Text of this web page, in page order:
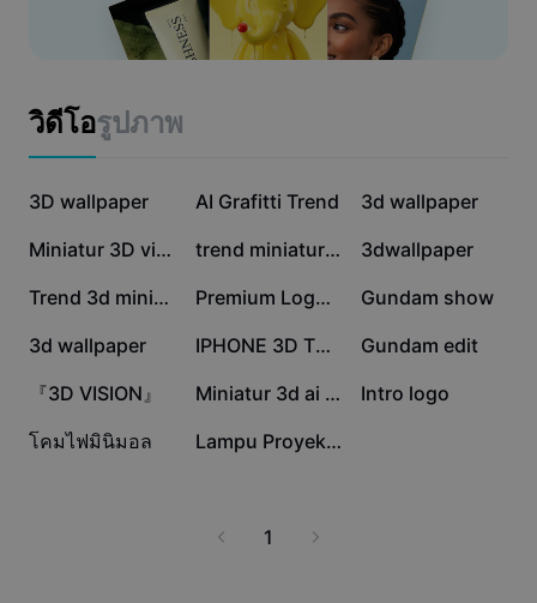
Nano Banana Pro
คำบรรยายอัตโนมัติ
กรณีการใช้งาน
การตลาด
แม่แบบเอฟเฟกต์
แม่แบบธุรกิจ
แม่แบบอุตสาหกรรม
แม่แบบรีแคป
โปรแกรม CapCut Creative Campus
ศูนย์ความเชื่อถือ
ศูนย์ช่วยเหลือ
เกี่ยวกับเงื่อนไขการใช้บริการของ CapCut
Dreamina Seedance 2.0 Launch
เรียนรู้การสร้างโมเดล 3D หรือมืออาชีพที่ต้องการไฟล์สำเร็จรูป
เพิ่มประสิทธิภาพการออกแบบ ประหยัดเวลา ตอบโจทย์ทุกความ
ต้องการเรื่องโคมไฟ ค้นหาโมเดลใหม่ๆ เพื่อแรงบันดาลใจ พร้อม
ปลอดภัย สะดวก รวดเร็ว พร้อมอัปเดตโมเดลโคมไฟ 3D ฟรีทุก
สัปดาห์ที่นี่ CapCut - AI Tools
วิดีโอรูปภาพ
1.5M
3D wallpaper 65.2K
AI Grafitti Trend 14K
3d wallpaper
11.1K Miniatur 3D viral 8.8K trend miniatur 3d 8.6K
3dwallpaper
8.2K Trend 3d miniatur 7.7K Premium Logo | Intro 6.7K
Gundam show
6K
3d wallpaper 5.6K IPHONE 3D TREND 4K
Gundam edit
3.2K
『3D VISION』 2K Miniatur 3d ai keren 1.2K
Intro logo
202
โคมไฟมินิมอล 0 Lampu Proyektor
1